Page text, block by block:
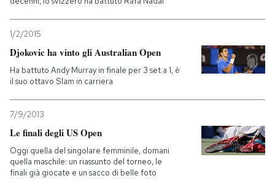
1/2/2015
Djokovic ha vinto gli Australian Open
Ha battuto Andy Murray in finale per 3 set a 1, è
il suo ottavo Slam in carriera
7/9/2013
Le finali degli US Open
Oggi quella del singolare femminile, domani
quella maschile: un riassunto del torneo, le
finali già giocate e un sacco di belle foto